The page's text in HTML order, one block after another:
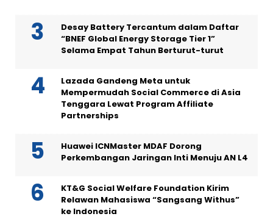
Desay Battery Tercantum dalam Daftar
“BNEF Global Energy Storage Tier 1”
Selama Empat Tahun Berturut-turut
Lazada Gandeng Meta untuk
Mempermudah Social Commerce di Asia
Tenggara Lewat Program Affiliate
Partnerships
Huawei ICNMaster MDAF Dorong
Perkembangan Jaringan Inti Menuju AN L4
KT&G Social Welfare Foundation Kirim
Relawan Mahasiswa “Sangsang Withus”
ke Indonesia